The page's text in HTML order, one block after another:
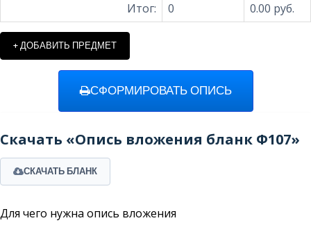
Итог: 0 0.00 руб.
+ ДОБАВИТЬ ПРЕДМЕТ
СФОРМИРОВАТЬ ОПИСЬ
Скачать «Опись вложения бланк Ф107»
СКАЧАТЬ БЛАНК
Для чего нужна опись вложения